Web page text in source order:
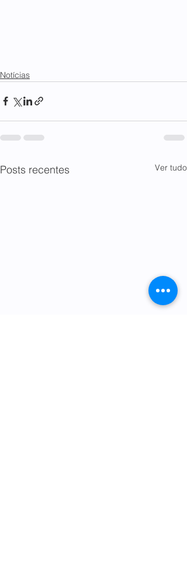
Notícias
Posts recentes Ver tudo